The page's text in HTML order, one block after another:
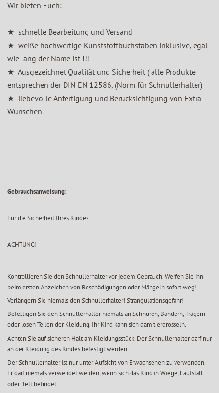
Wir bieten Euch:
★ schnelle Bearbeitung und Versand
★ weiße hochwertige Kunststoffbuchstaben inklusive, egal
wie lang der Name ist !!!
★ Ausgezeichnet Qualität und Sicherheit ( alle Produkte
entsprechen der DIN EN 12586, (Norm für Schnullerhalter)
★ liebevolle Anfertigung und Berücksichtigung von Extra
Wünschen
Gebrauchsanweisung:
Für die Sicherheit Ihres Kindes
ACHTUNG!
Kontrollieren Sie den Schnullerhalter vor jedem Gebrauch. Werfen Sie ihn
beim ersten Anzeichen von Beschädigungen oder Mängeln sofort weg!
Verlängern Sie niemals den Schnullerhalter! Strangulationsgefahr!
Befestigen Sie den Schnullerhalter niemals an Schnüren, Bändern, Trägern
oder losen Teilen der Kleidung. Ihr Kind kann sich damit erdrosseln.
Achten Sie auf sicheren Halt am Kleidungsstück. Der Schnullerhalter darf nur
an der Kleidung des Kindes befestigt werden.
Der Schnullerhalter ist nur unter Aufsicht von Erwachsenen zu verwenden.
Er darf niemals verwendet werden, wenn sich das Kind in Wiege, Laufstall
oder Bett befindet.